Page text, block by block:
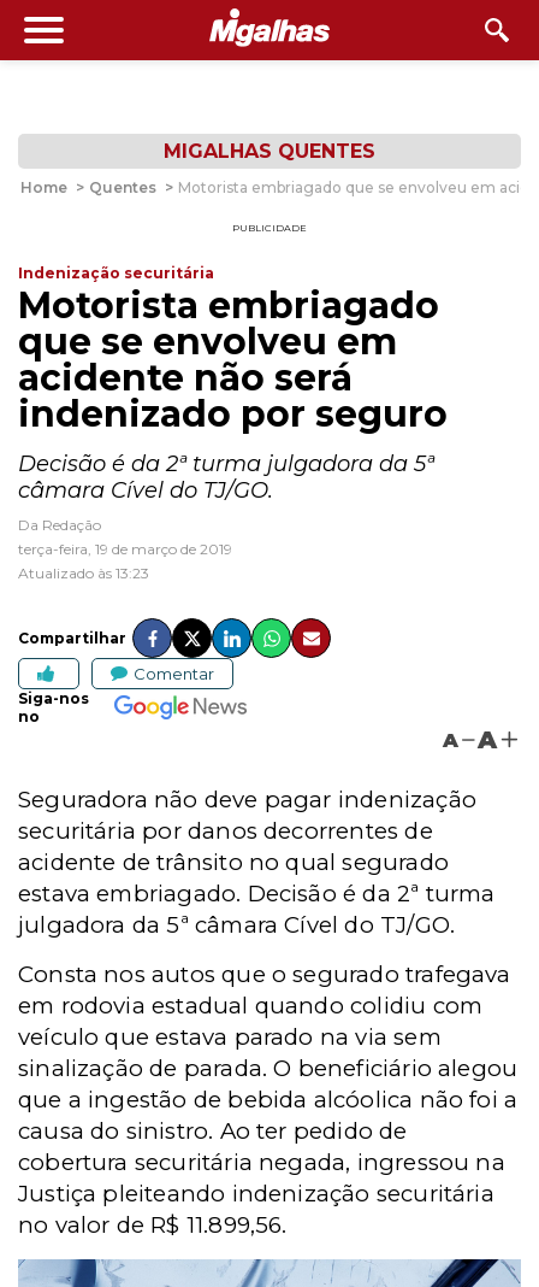
MIGALHAS QUENTES
Home > Quentes > Motorista embriagado que se envolveu em
PUBLICIDADE
Indenização securitária
Motorista embriagado
que se envolveu em
acidente não será
indenizado por seguro
Decisão é da 2ª turma julgadora da 5ª
câmara Cível do TJ/GO.
Da Redação
terça-feira, 19 de março de 2019
Atualizado às 13:23
Compartilhar
Comentar
Siga-nos
no
A A
Seguradora não deve pagar indenização
securitária por danos decorrentes de
acidente de trânsito no qual segurado
estava embriagado. Decisão é da 2ª turma
julgadora da 5ª câmara Cível do TJ/GO.
Consta nos autos que o segurado trafegava
em rodovia estadual quando colidiu com
veículo que estava parado na via sem
sinalização de parada. O beneficiário alegou
que a ingestão de bebida alcóolica não foi a
causa do sinistro. Ao ter pedido de
cobertura securitária negada, ingressou na
Justiça pleiteando indenização securitária
no valor de R$ 11.899,56.